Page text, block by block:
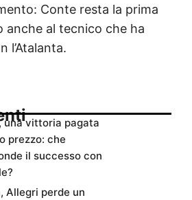
Conte resta la prima
anche al tecnico che ha
l’Atalanta.
una vittoria pagata
prezzo: che
il successo con
Allegri perde un